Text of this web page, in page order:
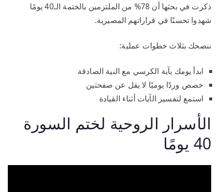
ذكرت في بحثها أن 78% من الملتزمين بالختمة الـ40 يومًا
شهدوا تحسنًا في قراراتهم المصيرية.
ننصحك بثلاث خطوات عملية:
ابدأ يومك بآية الكرسي مع النية الصادقة
خصص وردًا يوميًا لا يقل عن صفحتين
استمع لتفسير الآيات أثناء القيادة
الأسرار الروحية لختم السورة
40 يومًا